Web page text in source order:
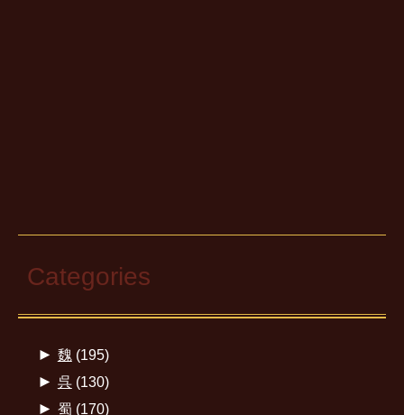
Categories
► 魏 (195)
► 呉(130)
► 蜀 (170)